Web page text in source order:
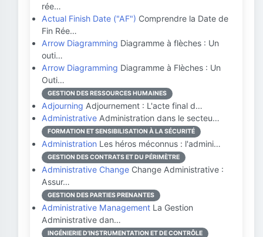
rée…
Actual Finish Date ("AF") Comprendre la Date de
Fin Rée…
Arrow Diagramming Diagramme à flèches : Un
outi…
Arrow Diagramming Diagramme à Flèches : Un
Outi…
GESTION DES RESSOURCES HUMAINES
Adjourning Adjournement : L'acte final d…
Administrative Administration dans le secteu…
FORMATION ET SENSIBILISATION À LA SÉCURITÉ
Administration Les héros méconnus : l'admini…
GESTION DES CONTRATS ET DU PÉRIMÈTRE
Administrative Change Change Administrative :
Assur…
GESTION DES PARTIES PRENANTES
Administrative Management La Gestion
Administrative dan…
INGÉNIERIE D'INSTRUMENTATION ET DE CONTRÔLE